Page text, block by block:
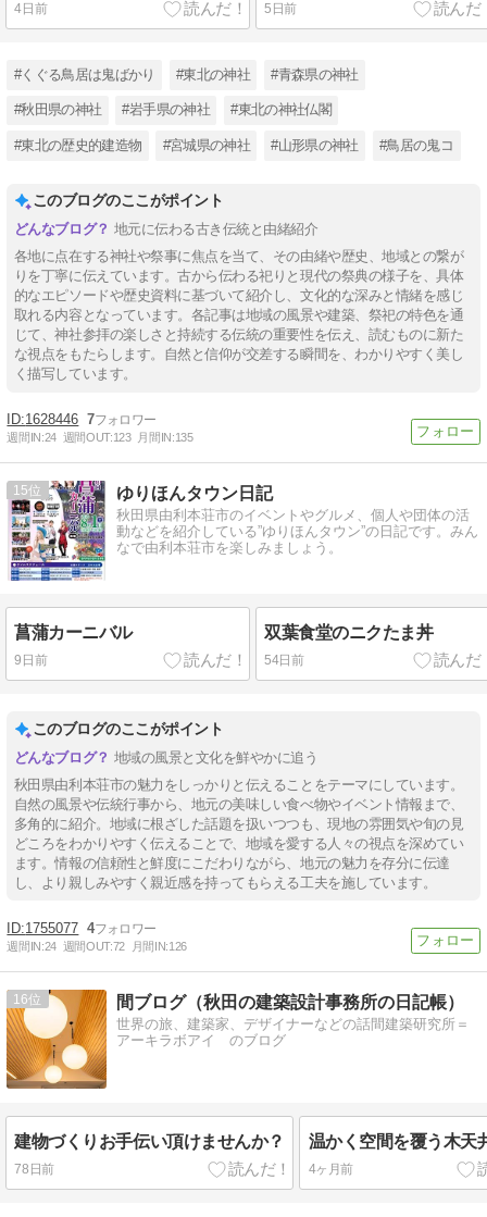
4日前 5日前
#くぐる鳥居は鬼ばかり #東北の神社 #青森県の神社
#秋田県の神社 #岩手県の神社 #東北の神社仏閣
#東北の歴史的建造物 #宮城県の神社 #山形県の神社 #鳥居の鬼コ
このブログのここがポイント
地元に伝わる古き伝統と由緒紹介
各地に点在する神社や祭事に焦点を当て、その由緒や歴史、地域との繋が
りを丁寧に伝えています。古から伝わる祀りと現代の祭典の様子を、具体
的なエピソードや歴史資料に基づいて紹介し、文化的な深みと情緒を感じ
取れる内容となっています。各記事は地域の風景や建築、祭祀の特色を通
じて、神社参拝の楽しさと持続する伝統の重要性を伝え、読むものに新た
な視点をもたらします。自然と信仰が交差する瞬間を、わかりやすく美し
く描写しています。
1628446 7
週間IN:24 週間OUT:123 月間IN:135
15 ゆりほんタウン日記
秋田県由利本荘市のイベントやグルメ、個人や団体の活
動などを紹介している”ゆりほんタウン”の日記です。みん
なで由利本荘市を楽しみましょう。
菖蒲カーニバル
9日前
双葉食堂のニクたま丼
54日前
このブログのここがポイント
地域の風景と文化を鮮やかに追う
秋田県由利本荘市の魅力をしっかりと伝えることをテーマにしています。
自然の風景や伝統行事から、地元の美味しい食べ物やイベント情報まで、
多角的に紹介。地域に根ざした話題を扱いつつも、現地の雰囲気や旬の見
どころをわかりやすく伝えることで、地域を愛する人々の視点を深めてい
ます。情報の信頼性と鮮度にこだわりながら、地元の魅力を存分に伝達
し、より親しみやすく親近感を持ってもらえる工夫を施しています。
1755077 4
週間IN:24 週間OUT:72 月間IN:126
16 間ブログ（秋田の建築設計事務所の日記帳）
世界の旅、建築家、デザイナーなどの話間建築研究所＝
アーキラボアイ のブログ
建物づくりお手伝い頂けませんか？
78日前
温かく空間を覆う木天
4ヶ月前